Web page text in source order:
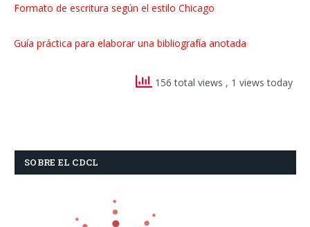
Formato de escritura según el estilo Chicago
Guía práctica para elaborar una bibliografía anotada
156 total views , 1 views today
SOBRE EL CDCL